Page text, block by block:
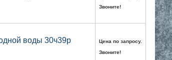
Звоните!
воды 30ч39р
Цена по запросу.
Звоните!